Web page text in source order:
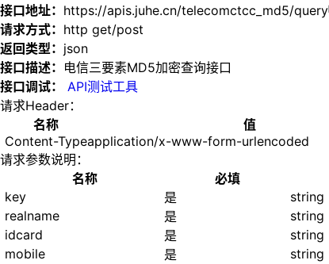
接口地址： https://apis.juhe.cn/telecomctcc_md5/query
请求方式： http get/post
返回类型： json
接口描述： 电信三要素MD5加密查询接口
接口调试：
API测试工具
请求Header：
名称
值
Content-Typeapplication/x-www-form-urlencoded
请求参数说明：
名称
必填
key
是 string
realname
是 string
idcard
是 string
mobile
是 string